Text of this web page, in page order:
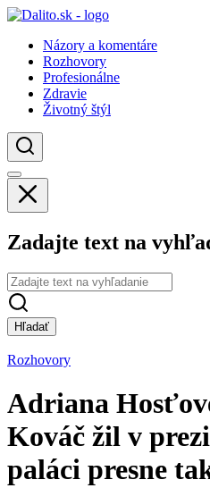
Názory a komentáre
Rozhovory
Profesionálne
Zdravie
Životný štýl
Zadajte text na
Hľadať
Rozhovory
Adriana
Kováč žil v
paláci presne